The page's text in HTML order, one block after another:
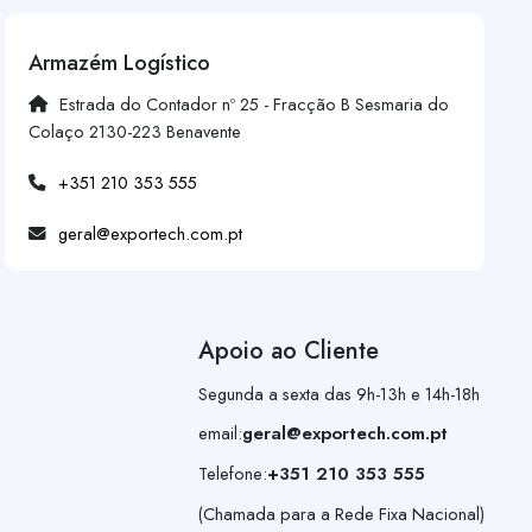
Armazém Logístico
Estrada do Contador nº 25 - Fracção B Sesmaria do
Colaço 2130-223 Benavente
+351 210 353 555
geral@exportech.com.pt
Apoio ao Cliente
Segunda a sexta das 9h-13h e 14h-18h
email:geral@exportech.com.pt
Telefone:+351 210 353 555
(Chamada para a Rede Fixa Nacional)